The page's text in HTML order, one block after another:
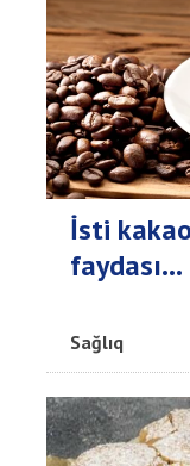
İsti
faydası...
Sağlıq